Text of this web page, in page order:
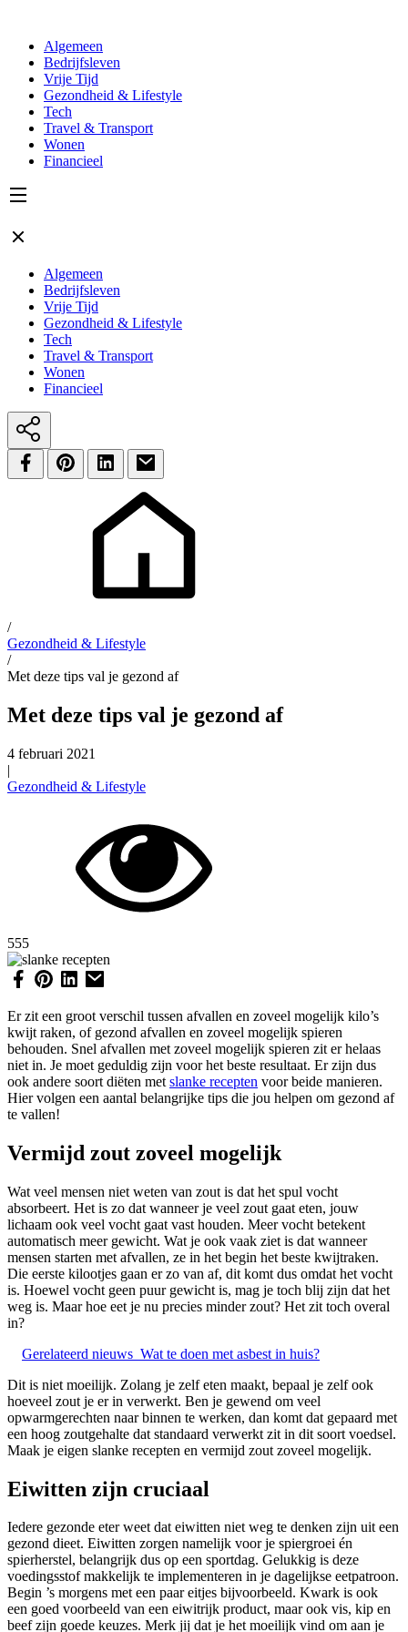
Algemeen
Bedrijfsleven
Vrije Tijd
Gezondheid & Lifestyle
Tech
Travel & Transport
Wonen
Financieel
Algemeen
Bedrijfsleven
Vrije Tijd
Gezondheid & Lifestyle
Tech
Travel & Transport
Wonen
Financieel
/
Gezondheid & Lifestyle
/
Met deze tips val je gezond af
Met deze tips val je gezond af
4 februari 2021
|
Gezondheid & Lifestyle
555
Er zit een groot verschil tussen afvallen en zoveel mogelijk kilo’s
kwijt raken, of gezond afvallen en zoveel mogelijk spieren
behouden. Snel afvallen met zoveel mogelijk spieren zit er helaas
niet in. Je moet geduldig zijn voor het beste resultaat. Er zijn dus
ook andere soort diëten met slanke recepten voor beide manieren.
Hier volgen een aantal belangrijke tips die jou helpen om gezond af
te vallen!
Vermijd zout zoveel mogelijk
Wat veel mensen niet weten van zout is dat het spul vocht
absorbeert. Het is zo dat wanneer je veel zout gaat eten, jouw
lichaam ook veel vocht gaat vast houden. Meer vocht betekent
automatisch meer gewicht. Wat je ook vaak ziet is dat wanneer
mensen starten met afvallen, ze in het begin het beste kwijtraken.
Die eerste kilootjes gaan er zo van af, dit komt dus omdat het vocht
is. Hoewel vocht geen puur gewicht is, mag je toch blij zijn dat het
weg is. Maar hoe eet je nu precies minder zout? Het zit toch overal
in?
Gerelateerd nieuws Wat te doen met asbest in huis?
Dit is niet moeilijk. Zolang je zelf eten maakt, bepaal je zelf ook
hoeveel zout je er in verwerkt. Ben je gewend om veel
opwarmgerechten naar binnen te werken, dan komt dat gepaard met
een hoog zoutgehalte dat standaard verwerkt zit in dit soort voedsel.
Maak je eigen slanke recepten en vermijd zout zoveel mogelijk.
Eiwitten zijn cruciaal
Iedere gezonde eter weet dat eiwitten niet weg te denken zijn uit een
gezond dieet. Eiwitten zorgen namelijk voor je spiergroei én
spierherstel, belangrijk dus op een sportdag. Gelukkig is deze
voedingsstof makkelijk te implementeren in je dagelijkse eetpatroon.
Begin ’s morgens met een paar eitjes bijvoorbeeld. Kwark is ook
een goed voorbeeld van een eiwitrijk product, maar ook vis, kip en
beef zijn goede keuzes. Merk jij dat je het moeilijk vind om aan je